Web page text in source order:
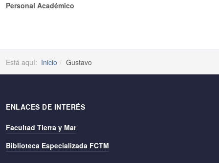
Personal Académico
Está aquí: Inicio Gustavo
ENLACES DE INTERÉS
Facultad Tierra y Mar
Biblioteca Especializada FCTM